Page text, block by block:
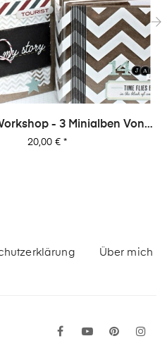
- 3 Minialben Von
Dani
Preis
20,00 €*
Über mich
FacebookYouTube